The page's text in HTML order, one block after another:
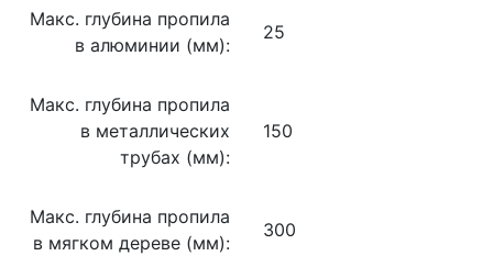
Макс. глубина пропила
в алюминии (мм):
25
Макс. глубина пропила
в металлических
трубах (мм):
150
Макс. глубина пропила
в мягком дереве (мм):
300